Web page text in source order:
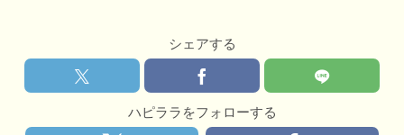
シェアする
ハピララをフォローする